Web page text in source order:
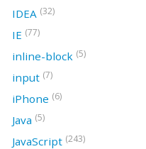
IDEA (32)
IE (77)
inline-block (5)
input (7)
iPhone (6)
Java (5)
JavaScript (243)